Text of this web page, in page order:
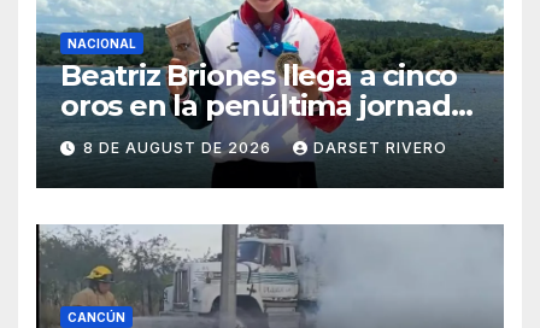
NACIONAL
Beatriz Briones llega a cinco
oros en la penúltima jornada
de Santo Domingo 2026
8 DE AUGUST DE 2026 DARSET RIVERO
CANCÚN